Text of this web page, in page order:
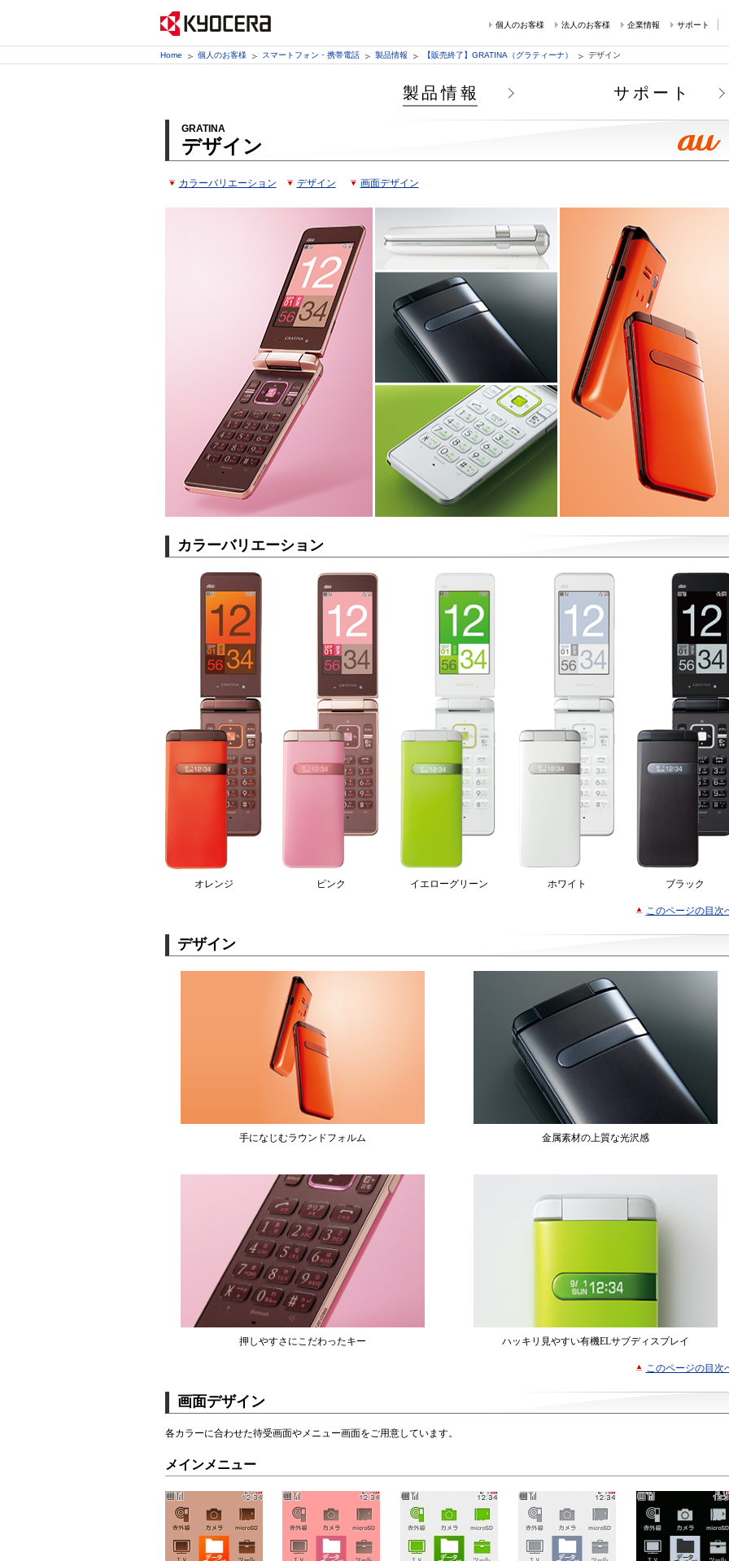
個人のお客様 法人のお客様 企業情報 サポート
Home 個人のお客様 スマートフォン・携帯電話 製品情報 【販売終了】GRATINA（グラティーナ） デザイン
製品情報 サポート
GRATINA
デザイン
カラーバリエーション デザイン 画面デザイン
カラーバリエーション
オレンジ ピンク イエローグリーン ホワイト ブラック
このページの目次
デザイン
手になじむラウンドフォルム 金属素材の上質な光沢感
押しやすさにこだわったキー ハッキリ見やすい有機ELサブディスプレイ
このページの目次
画面デザイン
各カラーに合わせた待受画面やメニュー画面をご用意しています。
メインメニュー